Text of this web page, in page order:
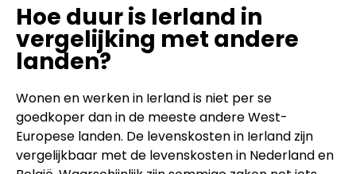
Hoe duur is Ierland in
vergelijking met andere
landen?
Wonen en werken in Ierland is niet per se
goedkoper dan in de meeste andere West-
Europese landen. De levenskosten in Ierland zijn
vergelijkbaar met de levenskosten in Nederland en